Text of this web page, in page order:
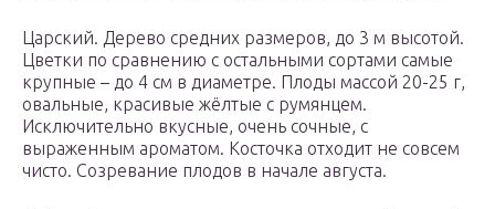
Царский. Дерево средних размеров, до 3 м высотой.
Цветки по сравнению с остальными сортами самые
крупные – до 4 см в диаметре. Плоды массой 20-25 г,
овальные, красивые жёлтые с румянцем.
Исключительно вкусные, очень сочные, с
выраженным ароматом. Косточка отходит не совсем
чисто. Созревание плодов в начале августа.